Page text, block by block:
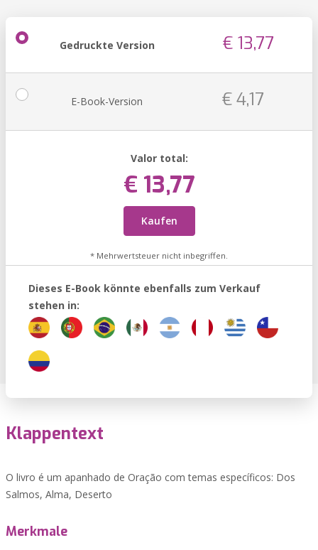
Gedruckte Version € 13,77
E-Book-Version € 4,17
Valor total:
€ 13,77
Kaufen
* Mehrwertsteuer nicht inbegriffen.
Dieses E-Book könnte ebenfalls zum Verkauf
stehen in:
Klappentext
O livro é um apanhado de Oração com temas específicos: Dos
Salmos, Alma, Deserto
Merkmale